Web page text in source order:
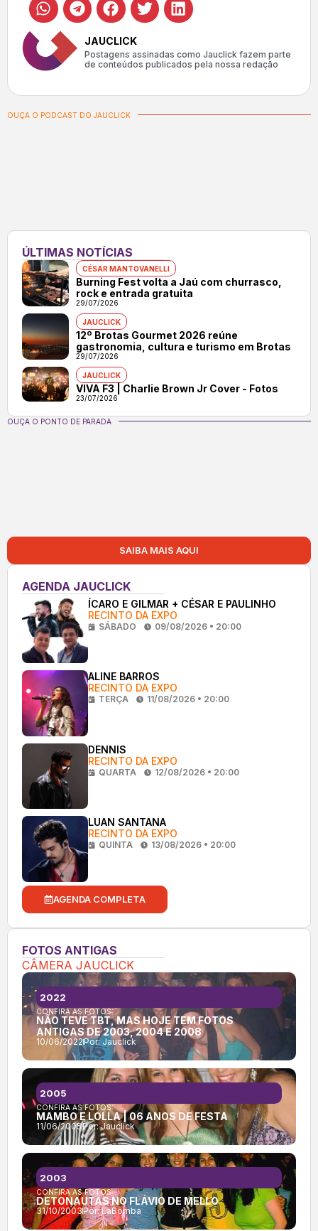
JAUCLICK
Postagens assinadas como Jauclick fazem parte
de conteúdos publicados pela nossa redação
OUÇA O PODCAST DO JAUCLICK
ÚLTIMAS NOTÍCIAS
CÉSAR MANTOVANELLI
Burning Fest volta a Jaú com churrasco,
rock e entrada gratuita
29/07/2026
JAUCLICK
12º Brotas Gourmet 2026 reúne
gastronomia, cultura e turismo em Brotas
29/07/2026
JAUCLICK
VIVA F3 | Charlie Brown Jr Cover - Fotos
23/07/2026
OUÇA O PONTO DE PARADA
SAIBA MAIS AQUI
AGENDA JAUCLICK
ÍCARO E GILMAR + CÉSAR E PAULINHO
RECINTO DA EXPO
SÁBADO 09/08/2026 • 20:00
ALINE BARROS
RECINTO DA EXPO
TERÇA 11/08/2026 • 20:00
DENNIS
RECINTO DA EXPO
QUARTA 12/08/2026 • 20:00
LUAN SANTANA
RECINTO DA EXPO
QUINTA 13/08/2026 • 20:00
AGENDA COMPLETA
FOTOS ANTIGAS
CÂMERA JAUCLICK
CONFIRA AS FOTOS:
NÃO TEVE TBT, MAS HOJE TEM FOTOS
ANTIGAS DE 2003, 2004 E 2008
10/06/2022Por: Jauclick
2022
CONFIRA AS FOTOS:
MAMBO E LOLLA | 06 ANOS DE FESTA
11/06/2005Por:Jauclick
2005
CONFIRA AS FOTOS:
DETONAUTAS NO FLÁVIO DE MELLO
31/10/2003Por:LaBomba
2003